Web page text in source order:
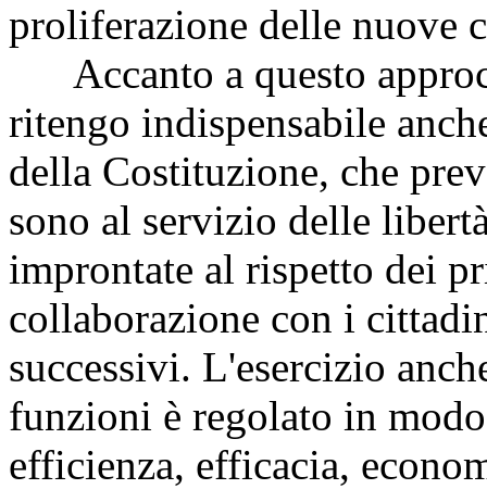
proliferazione delle nuove
Accanto a questo
ritengo indispensabile
della Costituzione, che
sono al servizio delle
improntate al rispetto dei
collaborazione con i
successivi. L'esercizio
funzioni è regolato in
efficienza, efficacia,